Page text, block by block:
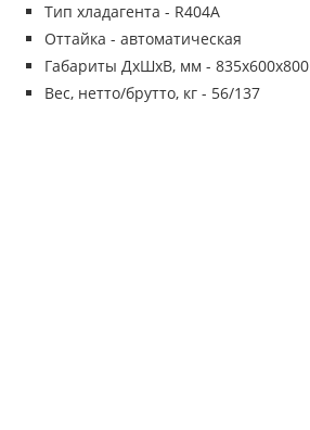
Тип хладагента - R404A
Оттайка - автоматическая
Габариты ДхШхВ, мм - 835х600х800
Вес, нетто/брутто, кг - 56/137